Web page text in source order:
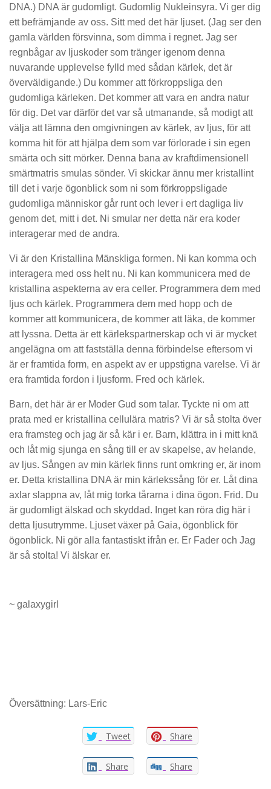
DNA.) DNA är gudomligt. Gudomlig Nukleinsyra. Vi ger dig
ett befrämjande av oss. Sitt med det här ljuset. (Jag ser den
gamla världen försvinna, som dimma i regnet. Jag ser
regnbågar av ljuskoder som tränger igenom denna
nuvarande upplevelse fylld med sådan kärlek, det är
överväldigande.) Du kommer att förkroppsliga den
gudomliga kärleken. Det kommer att vara en andra natur
för dig. Det var därför det var så utmanande, så modigt att
välja att lämna den omgivningen av kärlek, av ljus, för att
komma hit för att hjälpa dem som var förlorade i sin egen
smärta och sitt mörker. Denna bana av kraftdimensionell
smärtmatris smulas sönder. Vi skickar ännu mer kristallint
till det i varje ögonblick som ni som förkroppsligade
gudomliga människor går runt och lever i ert dagliga liv
genom det, mitt i det. Ni smular ner detta när era koder
interagerar med de andra.
Vi är den Kristallina Mänskliga formen. Ni kan komma och
interagera med oss helt nu. Ni kan kommunicera med de
kristallina aspekterna av era celler. Programmera dem med
ljus och kärlek. Programmera dem med hopp och de
kommer att kommunicera, de kommer att läka, de kommer
att lyssna. Detta är ett kärlekspartnerskap och vi är mycket
angelägna om att fastställa denna förbindelse eftersom vi
är er framtida form, en aspekt av er uppstigna varelse. Vi är
era framtida fordon i ljusform. Fred och kärlek.
Barn, det här är er Moder Gud som talar. Tyckte ni om att
prata med er kristallina cellulära matris? Vi är så stolta över
era framsteg och jag är så kär i er. Barn, klättra in i mitt knä
och låt mig sjunga en sång till er av skapelse, av helande,
av ljus. Sången av min kärlek finns runt omkring er, är inom
er. Detta kristallina DNA är min kärlekssång för er. Låt dina
axlar slappna av, låt mig torka tårarna i dina ögon. Frid. Du
är gudomligt älskad och skyddad. Inget kan röra dig här i
detta ljusutrymme. Ljuset växer på Gaia, ögonblick för
ögonblick. Ni gör alla fantastiskt ifrån er. Er Fader och Jag
är så stolta! Vi älskar er.
~ galaxygirl
Översättning: Lars-Eric
Tweet Share
Share Share